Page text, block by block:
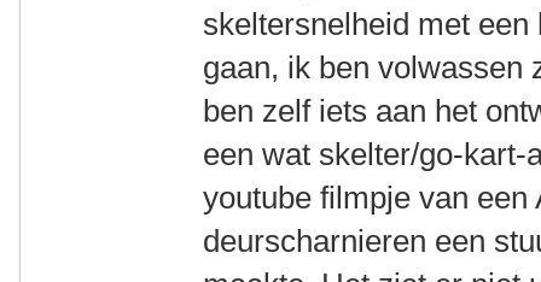
skeltersnelheid met
gaan, ik ben volwassen
ben zelf iets aan het
een wat skelter/go-kart-
youtube filmpje van
deurscharnieren een